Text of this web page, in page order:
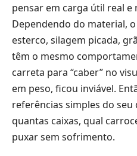
pensar em carga útil real e
Dependendo do material,
esterco, silagem picada,
têm o mesmo
carreta para “caber” no
em peso, ficou inviável.
referências simples do seu
quantas caixas, qual
puxar sem sofrimento.